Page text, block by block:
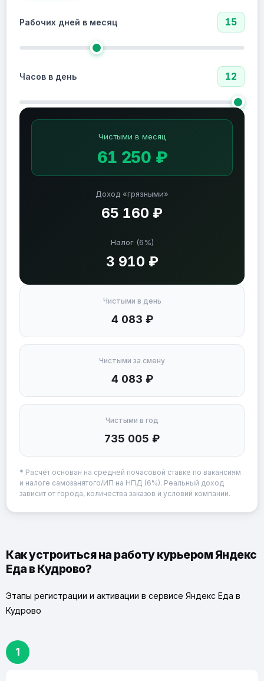
Рабочих дней в месяц 15
Часов в день 12
Доход «грязными»
65 160 ₽
Налог (6%)
3 910 ₽
Чистыми в месяц
61 250 ₽
Чистыми в день
4 083 ₽
Чистыми за смену
4 083 ₽
Чистыми в год
735 005 ₽
* Расчёт основан на средней почасовой ставке по вакансиям
и налоге самозанятого/ИП на НПД (6%). Реальный доход
зависит от города, количества заказов и условий компании.
Как устроиться на работу курьером Яндекс
Еда в Кудрово?
Этапы регистрации и активации в сервисе Яндекс Еда в
Кудрово
1